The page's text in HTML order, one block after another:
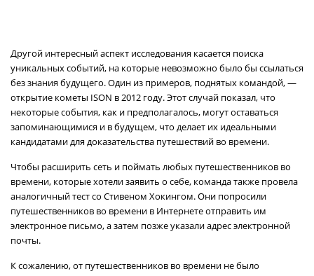
Другой интересный аспект исследования касается поиска
уникальных событий, на которые невозможно было бы ссылаться
без знания будущего. Один из примеров, поднятых командой, —
открытие кометы ISON в 2012 году. Этот случай показал, что
некоторые события, как и предполагалось, могут оставаться
запоминающимися и в будущем, что делает их идеальными
кандидатами для доказательства путешествий во времени.
Чтобы расширить сеть и поймать любых путешественников во
времени, которые хотели заявить о себе, команда также провела
аналогичный тест со Стивеном Хокингом. Они попросили
путешественников во времени в Интернете отправить им
электронное письмо, а затем позже указали адрес электронной
почты.
К сожалению, от путешественников во времени не было